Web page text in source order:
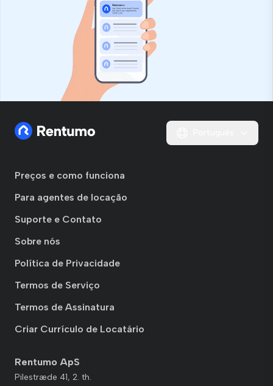
Preços e como funciona
Para agentes de locação
Suporte e Contato
Sobre nós
Política de Privacidade
Termos de Serviço
Termos de Assinatura
Criar Currículo de Locatário
Rentumo ApS
Pilestræde 41, 2. th.